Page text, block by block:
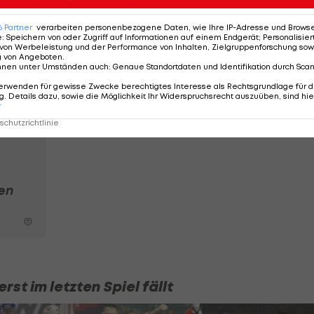
sagte ein weiterer Eishockeyvereinsvertreter der
Holt der VSV eine
Klub-Ikone auf die
Trainerbank?
ICE Hockey League
im letzten Spiel fällt
Partner verarbeiten personenbezogene Daten, wie Ihre IP-Adresse und
: Speichern von oder Zugriff auf Informationen auf einem Endgerät;
Werbeleistung und der Performance von Inhalten, Zielgruppenforschung
von Angeboten
unter Umständen auch: Genaue Standortdaten und Identifikation durch
für gewisse Zwecke berechtigtes Interesse als Rechtsgrundlage für
Details dazu, sowie die Möglichkeit Ihr Widerspruchsrecht auszuüben, sind